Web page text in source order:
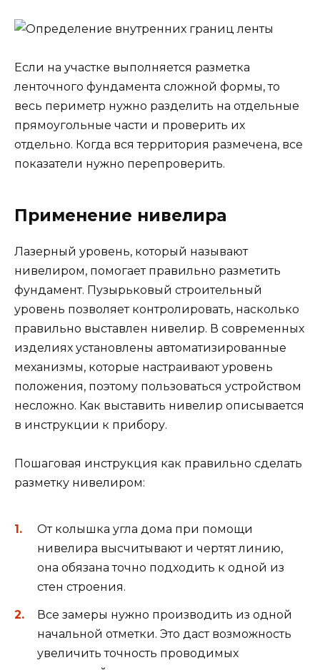
Если на участке выполняется разметка
ленточного фундамента сложной формы, то
весь периметр нужно разделить на отдельные
прямоугольные части и проверить их
отдельно. Когда вся территория размечена, все
показатели нужно перепроверить.
Применение нивелира
Лазерный уровень, который называют
нивелиром, помогает правильно разметить
фундамент. Пузырьковый строительный
уровень позволяет контролировать, насколько
правильно выставлен нивелир. В современных
изделиях установлены автоматизированные
механизмы, которые настраивают уровень
положения, поэтому пользоваться устройством
несложно. Как выставить нивелир описывается
в инструкции к прибору.
Пошаговая инструкция как правильно сделать
разметку нивелиром:
От колышка угла дома при помощи
нивелира высчитывают и чертят линию,
она обязана точно подходить к одной из
стен строения.
Все замеры нужно производить из одной
начальной отметки. Это даст возможность
увеличить точность проводимых